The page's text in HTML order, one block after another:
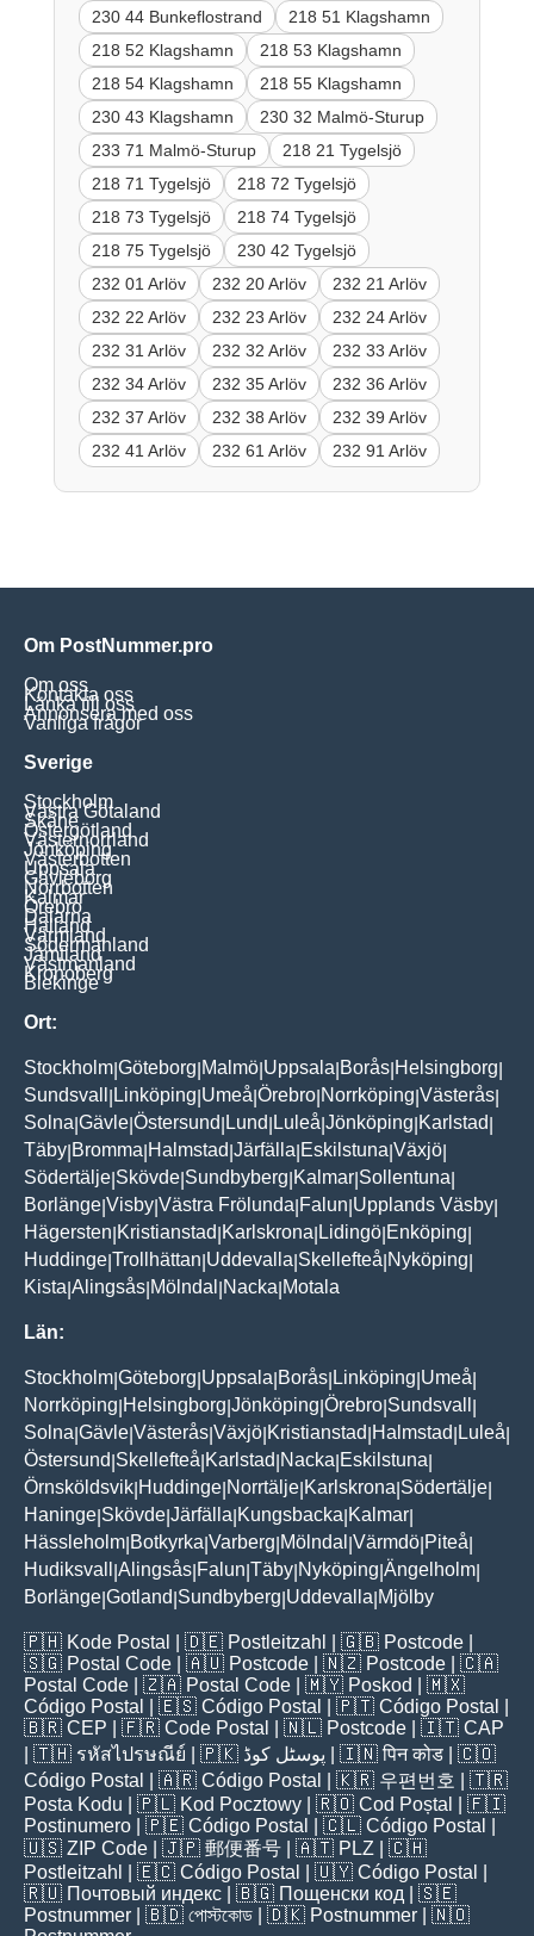
230 44 Bunkeflostrand
218 51 Klagshamn
218 52 Klagshamn
218 53 Klagshamn
218 54 Klagshamn
218 55 Klagshamn
230 43 Klagshamn
230 32 Malmö-Sturup
233 71 Malmö-Sturup
218 21 Tygelsjö
218 71 Tygelsjö
218 72 Tygelsjö
218 73 Tygelsjö
218 74 Tygelsjö
218 75 Tygelsjö
230 42 Tygelsjö
232 01 Arlöv
232 20 Arlöv
232 21 Arlöv
232 22 Arlöv
232 23 Arlöv
232 24 Arlöv
232 31 Arlöv
232 32 Arlöv
232 33 Arlöv
232 34 Arlöv
232 35 Arlöv
232 36 Arlöv
232 37 Arlöv
232 38 Arlöv
232 39 Arlöv
232 41 Arlöv
232 61 Arlöv 232 91 Arlöv
Om PostNummer.pro
Om oss
Kontakta oss
Länka till oss
Annonsera med oss
Vanliga frågor
Sverige
Stockholm
Västra Götaland
Skåne
Östergötland
Västernorrland
Jönköping
Västerbotten
Uppsala
Gävleborg
Norrbotten
Kalmar
Örebro
Dalarna
Halland
Värmland
Södermanland
Jämtland
Västmanland
Kronoberg
Blekinge
Ort:
Stockholm Göteborg Malmö Uppsala Borås Helsingborg
Sundsvall
Linköping Umeå Örebro Norrköping Västerås
Solna Gävle Östersund Lund Luleå Jönköping Karlstad
Täby Bromma Halmstad Järfälla Eskilstuna Växjö
Södertälje Skövde Sundbyberg Kalmar Sollentuna
Borlänge Visby Västra Frölunda Falun Upplands Väsby
Hägersten Kristianstad Karlskrona Lidingö Enköping
Huddinge Trollhättan Uddevalla Skellefteå Nyköping
Kista Alingsås Mölndal Nacka Motala
Län:
Stockholm Göteborg Uppsala Borås Linköping Umeå
Norrköping Helsingborg Jönköping Örebro Sundsvall
Solna Gävle Västerås Växjö Kristianstad Halmstad Luleå
Östersund Skellefteå Karlstad Nacka Eskilstuna
Örnsköldsvik Huddinge Norrtälje Karlskrona Södertälje
Haninge Skövde Järfälla Kungsbacka Kalmar
Hässleholm Botkyrka Varberg Mölndal Värmdö Piteå
Hudiksvall
Alingsås Falun Täby Nyköping Ängelholm
Borlänge Gotland Sundbyberg Uddevalla Mjölby
🇵🇭 Kode Postal | 🇩🇪 Postleitzahl | 🇬🇧 Postcode
🇸🇬 Postal Code | 🇦🇺 Postcode | 🇳🇿 Postcode | 🇨🇦
Postal Code | 🇿🇦 Postal Code | 🇲🇾 Poskod
| 🇲🇽
Código Postal
| 🇪🇸 Código Postal | 🇵🇹 Código Postal
🇧🇷 CEP | 🇫🇷 Code Postal | 🇳🇱 Postcode | 🇮🇹 CAP
| 🇹🇭 รหัสไปรษณีย์ | 🇵🇰 پوسٹل کوڈ | 🇮🇳पिन कोड | 🇨🇴
Código Postal
| 🇦🇷 Código Postal | 🇰🇷 우편번호
| 🇹🇷
Posta Kodu | 🇵🇱 Kod Pocztowy | 🇷🇴 Cod Poștal
| 🇫🇮
Postinumero | 🇵🇪 Código Postal | 🇨🇱 Código Postal
🇺🇸 ZIP Code | 🇯🇵 郵便番号 | 🇦🇹 PLZ | 🇨🇭
Postleitzahl
| 🇪🇨 Código Postal | 🇺🇾 Código Postal
🇷🇺 Почтовый индекс | 🇧🇬 Пощенски код | 🇸🇪
Postnummer | 🇧🇩 পোস্টকোড | 🇩🇰 Postnummer | 🇳🇴